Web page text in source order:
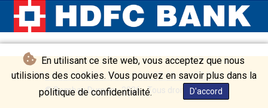
En utilisant ce site web, vous acceptez que nous
utilisions des cookies. Vous pouvez en savoir plus dans la
politique de confidentialité.
D'accord
UZS 13794.585318
VES 869.999961
VND 30227.491267
VUV 137.281209
WST 3.14729
XAF 656.345574
XAG 0.017986
© Bombay Durpun - 2026 - Tous droits réservés